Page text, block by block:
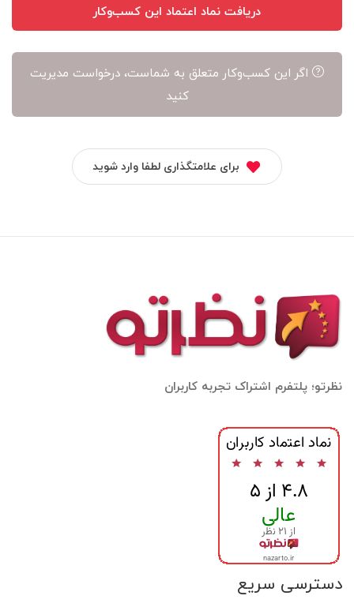
دریافت نماد اعتماد این کسب‌وکار
اگر این کسب‌وکار متعلق به شماست، درخواست مدیریت
کنید
برای علامتگذاری لطفا وارد شوید
نظرتو؛ پلتفرم اشتراک تجربه کاربران
دسترسی سریع